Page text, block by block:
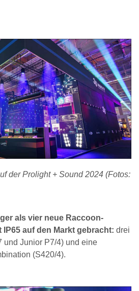
der Prolight + Sound 2024 (Fotos:
als vier neue Raccoon-
IP65 auf den Markt gebracht: drei
und Junior P7/4) und eine
(S420/4).